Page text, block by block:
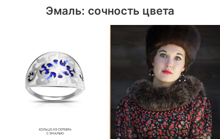
Эмаль: сочность цвета